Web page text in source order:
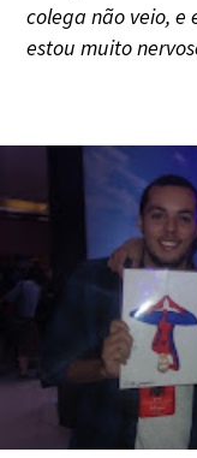
colega não veio, e
estou muito